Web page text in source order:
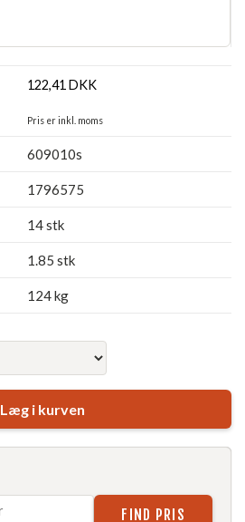
122,41 DKK
Pris er inkl. moms
609010s
1796575
14 stk
1.85 stk
124 kg
Læg i kurven